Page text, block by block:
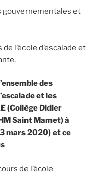
gouvernementales et
l’école d’escalade et
des
et les
(Collège Didier
Saint Mamet) à
mars 2020) et ce
de l’école